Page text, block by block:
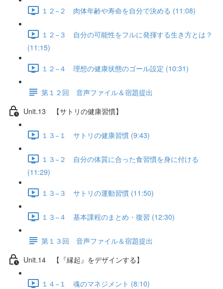
１２−２ 肉体年齢や寿命を自分で決める (11:08)
１２−３ 自分の可能性をフルに発揮する生き方とは？
(11:15)
１２−４ 理想の健康状態のゴール設定 (10:31)
第１２回 音声ファイル＆宿題提出
Unit.13 【サトリの健康習慣】
１３−１ サトリの健康習慣 (9:43)
１３−２ 自分の体質に合った食習慣を身に付ける
(11:29)
１３−３ サトリの運動習慣 (11:50)
１３−４ 基本課程のまとめ・復習 (12:30)
第１３回 音声ファイル＆宿題提出
Unit.14 【『縁起』をデザインする】
１４−１ 魂のマネジメント (8:10)